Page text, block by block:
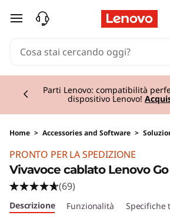
passa a contenuto principale
Parti Lenovo: compatibilità
dispositivo Lenovo!
Home > Accessories and Software >
PRONTO PER LA SPEDIZIONE
Vivavoce cablato Lenovo Go
(69)
Descrizione Funzionalità Specifiche